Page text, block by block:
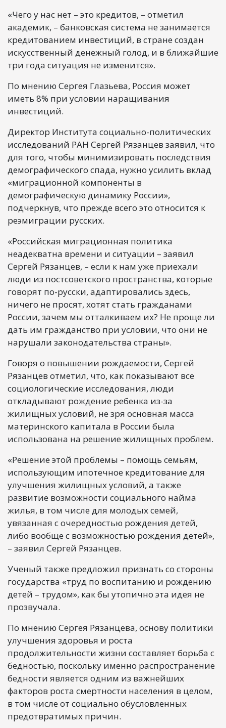
«Чего у нас нет – это кредитов, – отметил
академик, – банковская система не занимается
кредитованием инвестиций, в стране создан
искусственный денежный голод, и в ближайшие
три года ситуация не изменится».
По мнению Сергея Глазьева, Россия может
иметь 8% при условии наращивания
инвестиций.
Директор Института социально-политических
исследований РАН Сергей Рязанцев заявил, что
для того, чтобы минимизировать последствия
демографического спада, нужно усилить вклад
«миграционной компоненты в
демографическую динамику России»,
подчеркнув, что прежде всего это относится к
реэмиграции русских.
«Российская миграционная политика
неадекватна времени и ситуации – заявил
Сергей Рязанцев, – если к нам уже приехали
люди из постсоветского пространства, которые
говорят по-русски, адаптировались здесь,
ничего не просят, хотят стать гражданами
России, зачем мы отталкиваем их? Не проще ли
дать им гражданство при условии, что они не
нарушали законодательства страны».
Говоря о повышении рождаемости, Сергей
Рязанцев отметил, что, как показывают все
социологические исследования, люди
откладывают рождение ребенка из-за
жилищных условий, не зря основная масса
материнского капитала в России была
использована на решение жилищных проблем.
«Решение этой проблемы – помощь семьям,
использующим ипотечное кредитование для
улучшения жилищных условий, а также
развитие возможности социального найма
жилья, в том числе для молодых семей,
увязанная с очередностью рождения детей,
либо вообще с возможностью рождения детей»,
– заявил Сергей Рязанцев.
Ученый также предложил признать со стороны
государства «труд по воспитанию и рождению
детей – трудом», как бы утопично эта идея не
прозвучала.
По мнению Сергея Рязанцева, основу политики
улучшения здоровья и роста
продолжительности жизни составляет борьба с
бедностью, поскольку именно распространение
бедности является одним из важнейших
факторов роста смертности населения в целом,
в том числе от социально обусловленных
предотвратимых причин.